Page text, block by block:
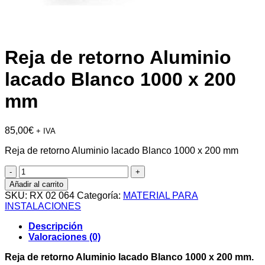
Reja de retorno Aluminio
lacado Blanco 1000 x 200
mm
85,00€ + IVA
Reja de retorno Aluminio lacado Blanco 1000 x 200 mm
Reja
de
retorno
Aluminio
lacado
Blanco
1000
200
Añadir al carrito
SKU: RX 02 064 Categoría: MATERIAL PARA
INSTALACIONES
Descripción
Valoraciones (0)
Reja de retorno Aluminio lacado Blanco 1000 x 200 mm.